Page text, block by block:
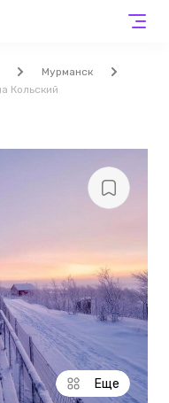
Мурманск
Кольский
Еще